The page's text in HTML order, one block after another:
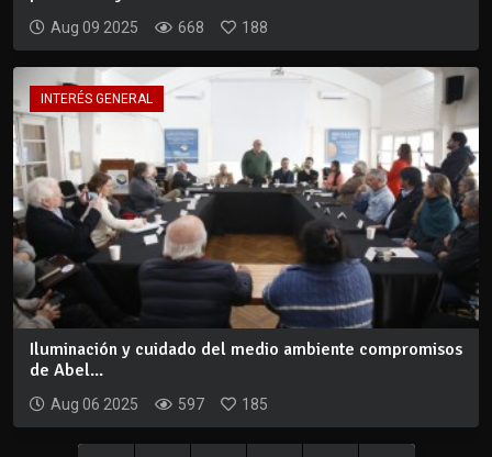
Aug 09 2025 668 188
INTERÉS GENERAL
Iluminación y cuidado del medio ambiente compromisos
de Abel...
Aug 06 2025 597 185